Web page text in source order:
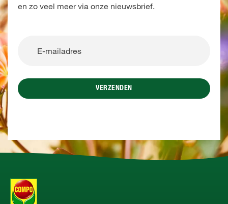
en zo veel meer via onze nieuwsbrief.
VERZENDEN